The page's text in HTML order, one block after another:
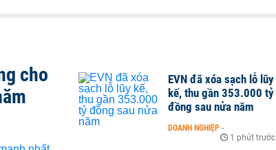
cho
EVN đã xóa sạch lỗ lũy
kế, thu gần 353.000 tỷ
đồng sau nửa năm
DOANH NGHIỆP -
1 phút trước